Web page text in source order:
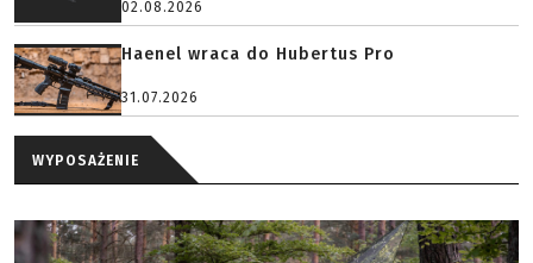
02.08.2026
Haenel wraca do Hubertus Pro
31.07.2026
WYPOSAŻENIE